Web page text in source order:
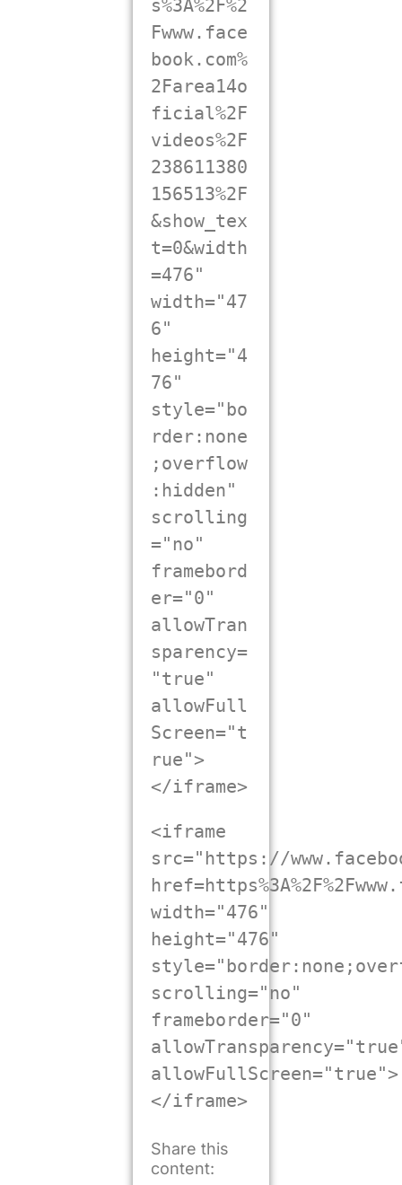
s%3A%2F%2
Fwww.face
book.com%
2Farea14o
ficial%2F
videos%2F
238611380
156513%2F
&show_tex
t=0&width
=476"
width="47
6"
height="4
76"
style="bo
rder:none
;overflow
:hidden"
scrolling
="no"
framebord
er="0"
allowTran
sparency=
"true"
allowFull
Screen="t
rue">
</iframe>
<iframe
src="https://
width="476"
height="476"
scrolling="no"
frameborder="0"
allowFullScreen="true">
</iframe>
Share this
content: